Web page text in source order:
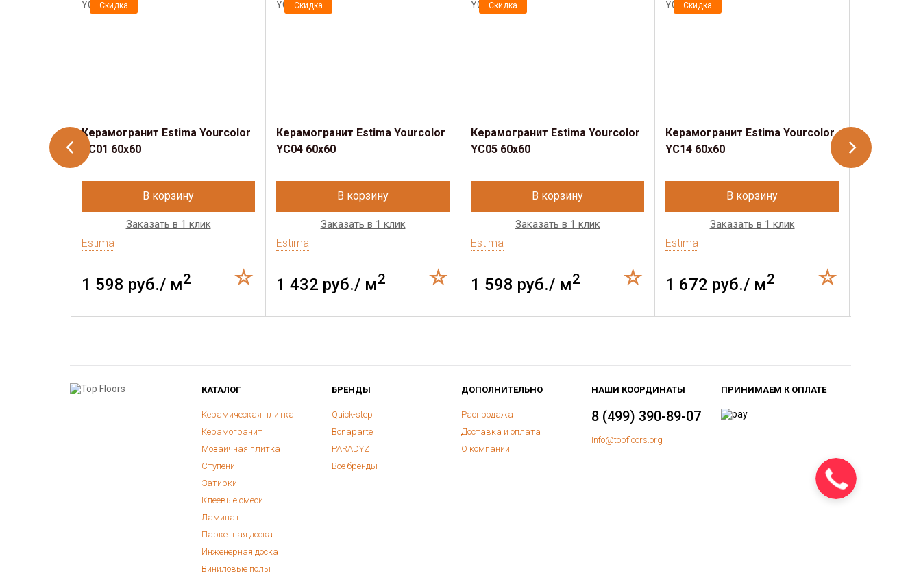
Скидка
Керамогранит Estima​ Yourcolor
YC01 60x60
В корзину
Заказать в 1 клик
Estima
1 598 руб./ м2
Скидка
Керамогранит Estima​ Yourcolor
YC04 60x60
В корзину
Заказать в 1 клик
Estima
1 432 руб./ м2
Скидка
Керамогранит Estima​ Yourcolor
YC05 60x60
В корзину
Заказать в 1 клик
Estima
1 598 руб./ м2
Скидка
Керамогранит Estima​ Yourcolor
YC14 60x60
В корзину
Заказать в 1 клик
Estima
1 672 руб./ м2
YC23 60x60
КАТАЛОГ
Керамическая плитка
Керамогранит
Мозаичная плитка
Ступени
Затирки
Клеевые смеси
Ламинат
Паркетная доска
Инженерная доска
Виниловые полы
БРЕНДЫ
Quick-step
Bonaparte
PARADYZ
Все бренды
ДОПОЛНИТЕЛЬНО
Распродажа
Доставка и оплата
О компании
НАШИ КООРДИНАТЫ
8 (499) 390-89-07
Info@topfloors.org
ПРИНИМАЕМ К ОПЛАТЕ